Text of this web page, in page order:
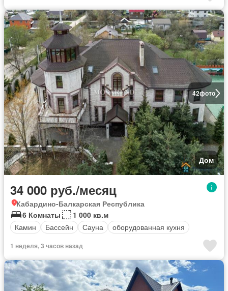
42фото
Дом
34 000 руб./месяц
Кабардино-Балкарская Республика
6 Комнаты
1 000 кв.м
Камин
Бассейн Сауна оборудованная кухня
1 неделя, 3 часов назад